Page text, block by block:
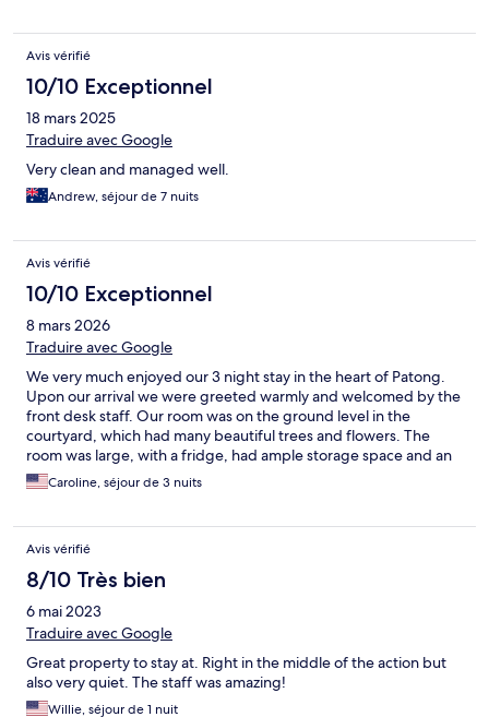
Avis vérifié
10/10 Exceptionnel
18 mars 2025
Traduire avec Google
Very clean and managed well.
Andrew, séjour de 7 nuits
Avis vérifié
10/10 Exceptionnel
8 mars 2026
Traduire avec Google
We very much enjoyed our 3 night stay in the heart of Patong.
Upon our arrival we were greeted warmly and welcomed by the
front desk staff. Our room was on the ground level in the
courtyard, which had many beautiful trees and flowers. The
room was large, with a fridge, had ample storage space and an
overhead fan, which was delightful at night. Air conditioning
worked well and the bathroom was spacious as well. Excellent
and bustle late at night. The location was in easy walking
distance to everything in Patong! Would definitely recommend
Baan Pron Phateep for a lovely stay in the heart of Patong.
Caroline, séjour de 3 nuits
Avis vérifié
8/10 Très bien
6 mai 2023
Traduire avec Google
Great property to stay at. Right in the middle of the action but
also very quiet. The staff was amazing!
Willie, séjour de 1 nuit